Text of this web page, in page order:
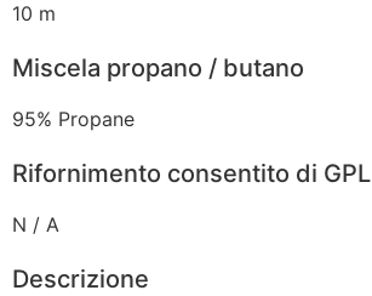
10 m
Miscela propano / butano
95% Propane
Rifornimento consentito di GPL
N / A
Descrizione